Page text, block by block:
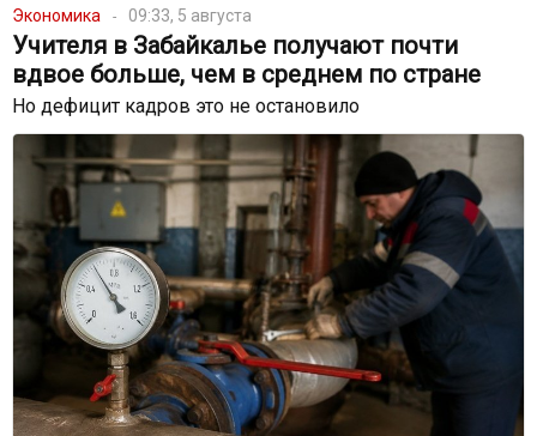
Экономика 09:33, 5 августа
Учителя в Забайкалье получают почти
вдвое больше, чем в среднем по стране
Но дефицит кадров это не остановило